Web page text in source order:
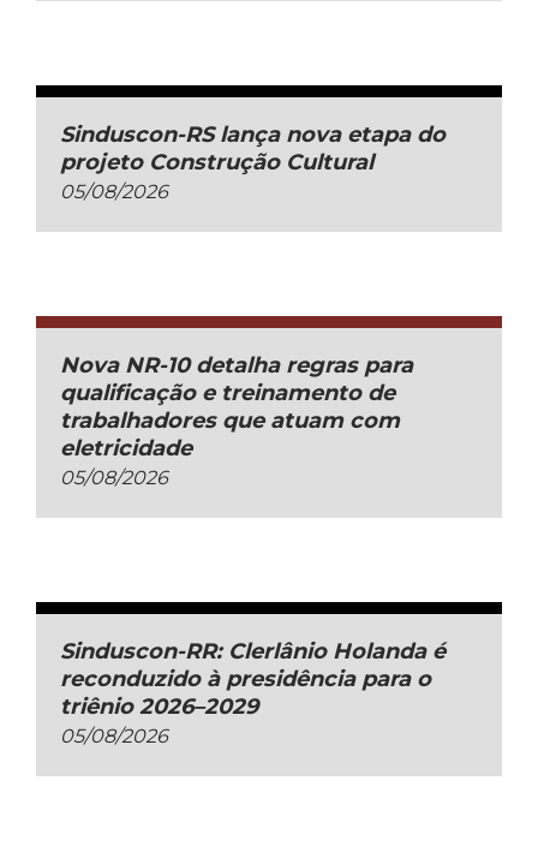
Sinduscon-RS lança nova etapa do
projeto Construção Cultural
05/08/2026
Nova NR-10 detalha regras para
qualificação e treinamento de
trabalhadores que atuam com
eletricidade
05/08/2026
Sinduscon-RR: Clerlânio Holanda é
reconduzido à presidência para o
triênio 2026–2029
05/08/2026